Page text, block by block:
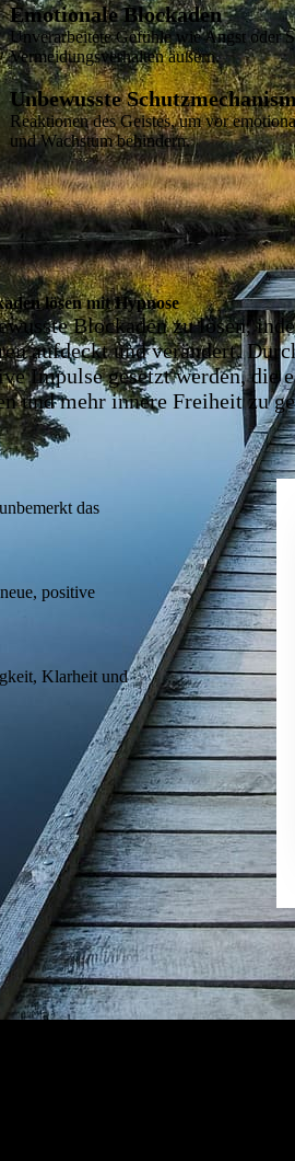
Emotionale Blockaden
Unverarbeitete Gefühle wie Angst oder
Vermeidungsverhalten äußern.
Unbewusste
Reaktionen des Geistes, um vor
und Wachstum behindern.
lösen mit Hypnose
Blockaden zu lösen,
aufdeckt und verändert.
Impulse gesetzt werden, die
und mehr innere Freiheit zu
das
positive
Klarheit und